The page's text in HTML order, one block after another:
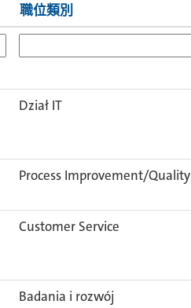
職位類別
Dział IT
Process Improvement/Quality
Customer Service
Badania i rozwój